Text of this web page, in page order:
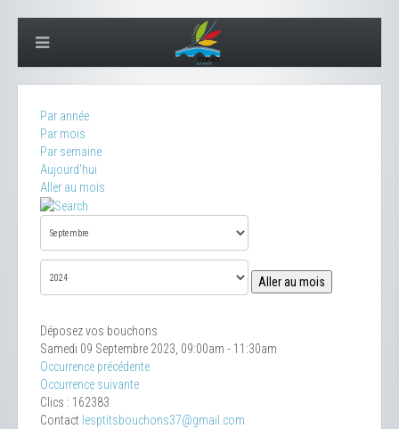
Par année
Par mois
Par semaine
Aujourd'hui
Aller au mois
Aller au mois
Déposez vos bouchons
Samedi 09 Septembre 2023, 09:00am - 11:30am
Occurrence précédente
Occurrence suivante
Clics : 162383
Contact lesptitsbouchons37@gmail.com